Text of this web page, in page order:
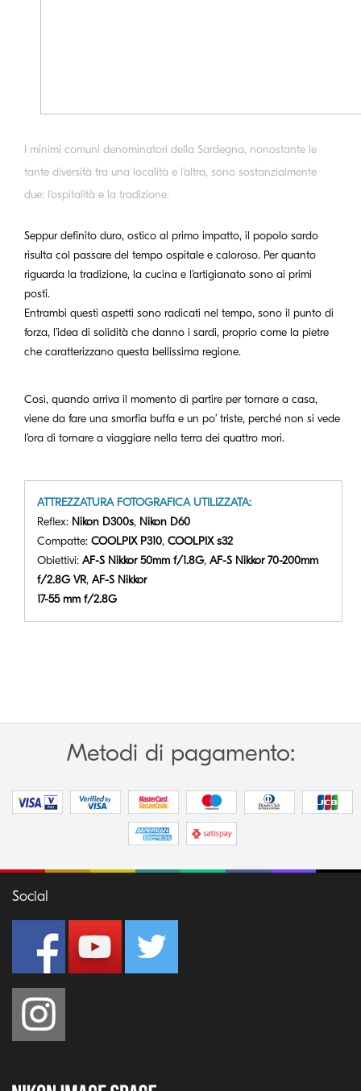
I minimi comuni denominatori della Sardegna, nonostante le
tante diversità tra una località e l’altra, sono sostanzialmente
due: l’ospitalità e la tradizione.
Seppur definito duro, ostico al primo impatto, il popolo sardo
risulta col passare del tempo ospitale e caloroso. Per quanto
riguarda la tradizione, la cucina e l’artigianato sono ai primi
posti.
Entrambi questi aspetti sono radicati nel tempo, sono il punto di
forza, l’idea di solidità che danno i sardi, proprio come la pietre
che caratterizzano questa bellissima regione.
Così, quando arriva il momento di partire per tornare a casa,
viene da fare una smorfia buffa e un po’ triste, perché non si vede
l’ora di tornare a viaggiare nella terra dei quattro mori.
ATTREZZATURA FOTOGRAFICA UTILIZZATA:
Reflex: Nikon D300s, Nikon D60
Compatte: COOLPIX P310, COOLPIX s32
Obiettivi: AF-S Nikkor 50mm f/1.8G, AF-S Nikkor 70-200mm
f/2.8G VR, AF-S Nikkor
17-55 mm f/2.8G
Metodi di pagamento:
Social